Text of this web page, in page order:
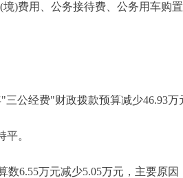
用、公务接待费、公务用车购
公经费"财政拨款预算减少46.93万
平。
6.55万元减少5.05万元，主要原因